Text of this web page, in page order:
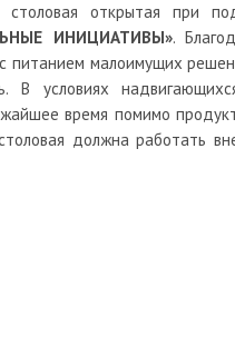
столовая открытая при
ИНИЦИАТИВЫ».
питанием малоимущих
условиях
время помимо
должна работать